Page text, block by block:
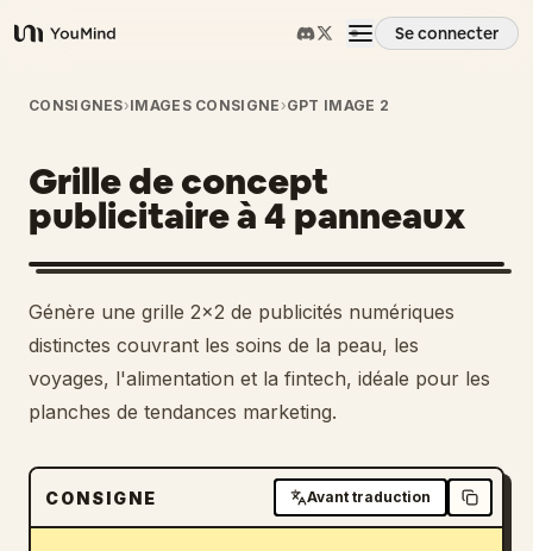
YouMind
Se connecter
Aperçu
Cas d'usage
Compétences
Invites
Tarifs
Télécharger
CONSIGNES›IMAGES CONSIGNE ›GPT IMAGE 2
Grille de concept
publicitaire à 4 panneaux
Génère une grille 2x2 de publicités numériques
distinctes couvrant les soins de la peau, les
voyages, l'alimentation et la fintech, idéale pour les
planches de tendances marketing.
CONSIGNE Avant traduction